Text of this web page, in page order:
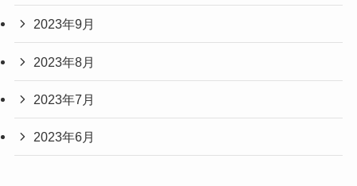
2023年9月
2023年8月
2023年7月
2023年6月